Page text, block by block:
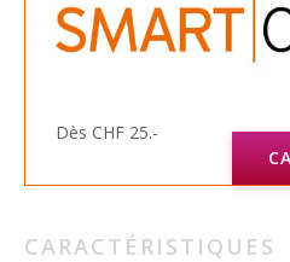
Dès CHF 25.-
CARACTÉRISTIQUES